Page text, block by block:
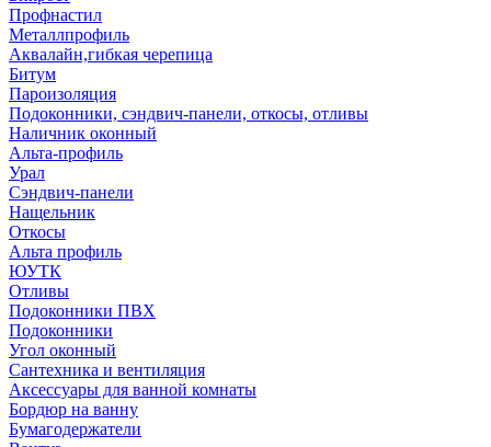
Профнастил
Металлпрофиль
Аквалайн,гибкая черепица
Битум
Пароизоляция
Подоконники, сэндвич-панели, откосы, отливы
Наличник оконный
Альта-профиль
Урал
Сэндвич-панели
Нащельник
Откосы
Альта профиль
ЮУТК
Отливы
Подоконники ПВХ
Подоконники
Угол оконный
Сантехника и вентиляция
Аксессуары для ванной комнаты
Бордюр на ванну
Бумагодержатели